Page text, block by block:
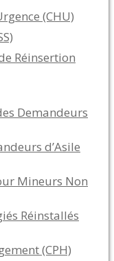
(CHU)
Réinsertion
Demandeurs
d’Asile
Mineurs Non
Réinstallés
(CPH)